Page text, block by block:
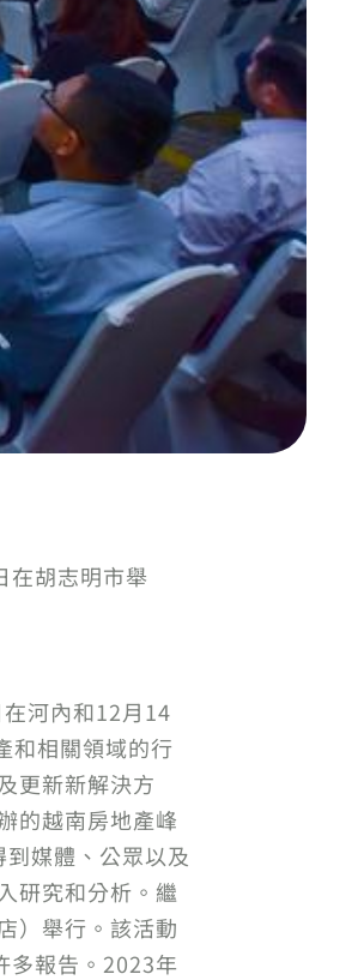
胡志明市舉
河內和12月14
和相關領域的行
更新新解決方
的越南房地產峰
媒體、公眾以及
研究和分析。繼
）舉行。該活動
多報告。2023年